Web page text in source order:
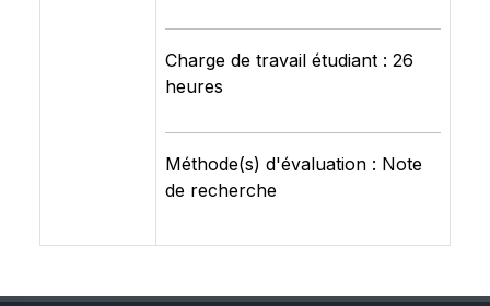
Charge de travail étudiant : 26
heures
Méthode(s) d'évaluation : Note
de recherche